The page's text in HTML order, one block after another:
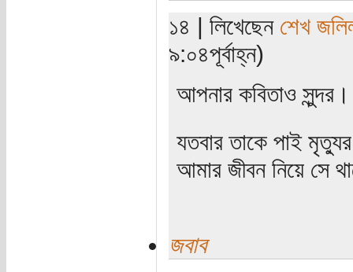
১৪ | লিখেছেন শেখ
৯:০৪পূর্বাহ্ন)
আপনার কবিতাও
যতবার তাকে পাই
আমার জীবন নিয়ে সে
জবাব